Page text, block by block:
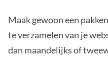
Maak gewoon een
te verzamelen van je
dan maandelijks of